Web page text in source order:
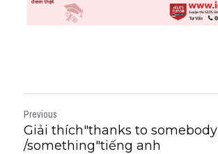
Previous
Giải thích"thanks to somebody
/something"tiếng anh